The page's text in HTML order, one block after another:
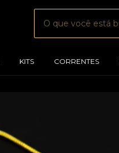
KITS CORRENTES